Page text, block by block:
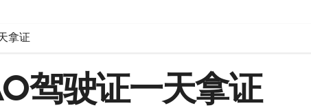
拿证
驾驶证一天拿证